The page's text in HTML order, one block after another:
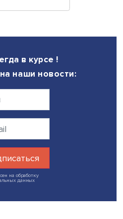
покупателей-новаторов».
месседж
собой следующую
сообщение, каналы. Первая
Слоган одной из
все еще кипятите? Тогда мы
— залог белизны.
такой же результат», — это
бриф.
системность и то, как